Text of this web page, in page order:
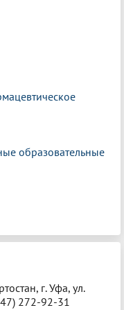
образовательные
г. Уфа, ул.
272-92-31